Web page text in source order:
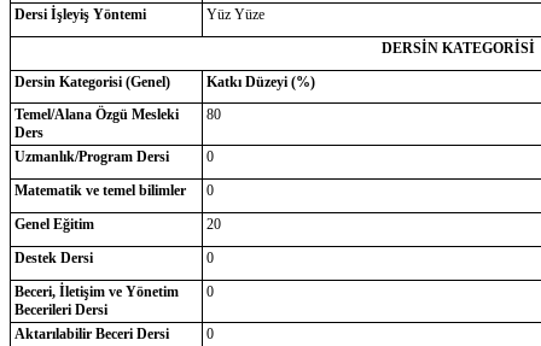
Dersi İşleyiş Yöntemi
Yüz Yüze
DERSİN KATEGORİSİ
Dersin Kategorisi (Genel)
Katkı Düzeyi (%)
Temel/Alana Özgü Mesleki
Ders
80
Uzmanlık/Program Dersi
0
Matematik ve temel bilimler
0
Genel Eğitim
20
Destek Dersi
0
Beceri, İletişim ve Yönetim
Becerileri Dersi
0
Aktarılabilir Beceri Dersi 0